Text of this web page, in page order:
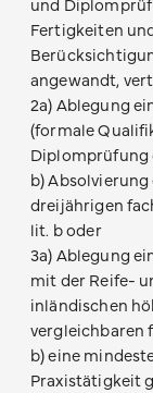
Fertigkeiten
angewandt,
2a) Ablegung
(formale
Diplomprüfung
b)
dreijährigen
lit. b oder
3a) Ablegung
mit der Reife-
inländischen
vergleichbaren
b) eine
Praxistätigkeit